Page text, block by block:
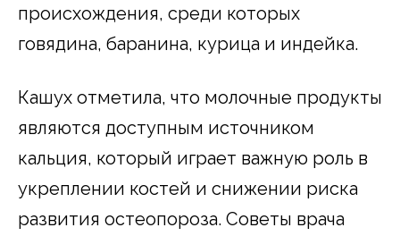
происхождения, среди которых
говядина, баранина, курица и индейка.
Кашух отметила, что молочные продукты
являются доступным источником
кальция, который играет важную роль в
укреплении костей и снижении риска
развития остеопороза. Советы врача